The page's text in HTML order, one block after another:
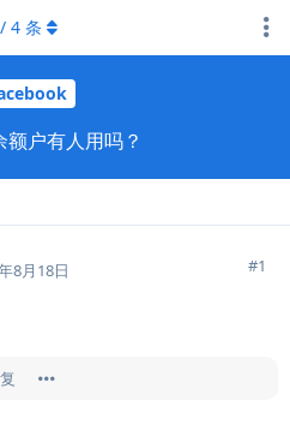
户有人用吗？
/ 4 条
8月18日 #1